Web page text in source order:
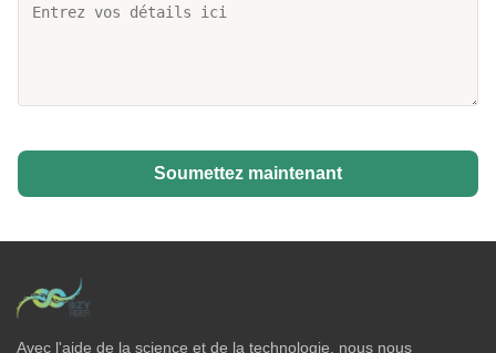
Soumettez maintenant
Avec l'aide de la science et de la technologie, nous nous